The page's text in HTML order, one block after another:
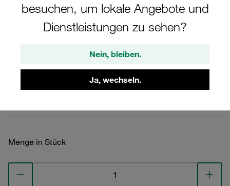
besuchen, um lokale Angebote und
Dienstleistungen zu sehen?
Nein, bleiben.
Ja, wechseln.
Schraube Anschweißpl., kurz
STAUFF Materialnr. 1110012678
Menge in Stück